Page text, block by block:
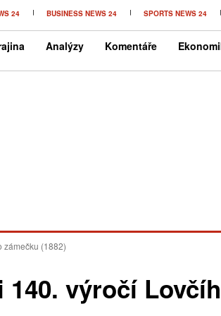
24 BUSINESS NEWS 24 SPORTS NEWS 24
Analýzy Komentáře
zámečku (1882)
140. výročí